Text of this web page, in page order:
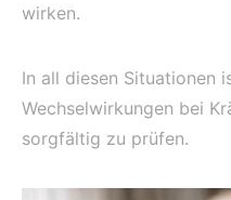
wirken.
In all diesen Situationen
Wechselwirkungen bei
sorgfältig zu prüfen.